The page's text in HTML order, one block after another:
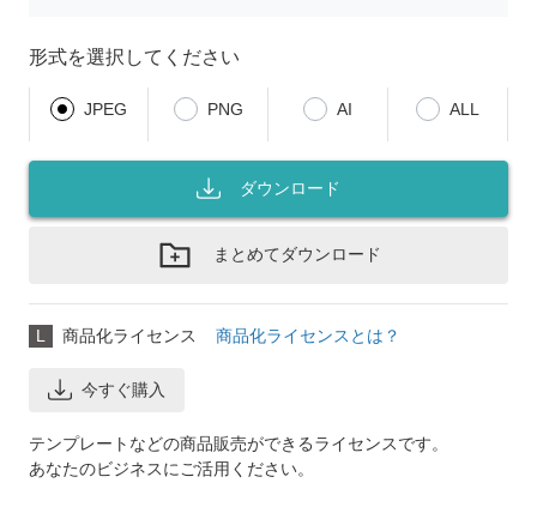
形式を選択してください
JPEG PNG AI ALL
ダウンロード
まとめてダウンロード
L 商品化ライセンス 商品化ライセンスとは？
今すぐ購入
テンプレートなどの商品販売ができるライセンスです。
あなたのビジネスにご活用ください。